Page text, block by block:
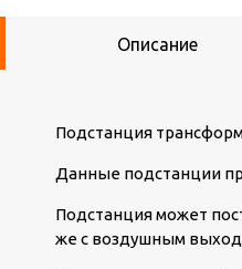
Описание
Подстанция
Данные подстанции
Подстанция может
же с воздушным